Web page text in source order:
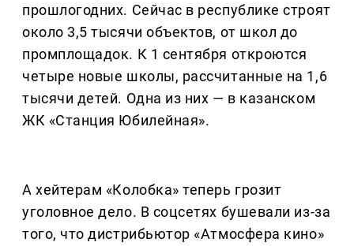
прошлогодних. Сейчас в республике строят
около 3,5 тысячи объектов, от школ до
промплощадок. К 1 сентября откроются
четыре новые школы, рассчитанные на 1,6
тысячи детей. Одна из них — в казанском
ЖК «Станция Юбилейная».
А хейтерам «Колобка» теперь грозит
уголовное дело. В соцсетях бушевали из-за
того, что дистрибьютор «Атмосфера кино»